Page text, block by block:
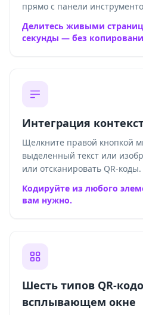
прямо с панели
Делитесь живыми
секунды — без
Интеграция
Щелкните правой кнопкой
выделенный текст или
или отсканировать QR-коды.
Кодируйте из любого
вам нужно.
Шесть типов QR-
всплывающем окне